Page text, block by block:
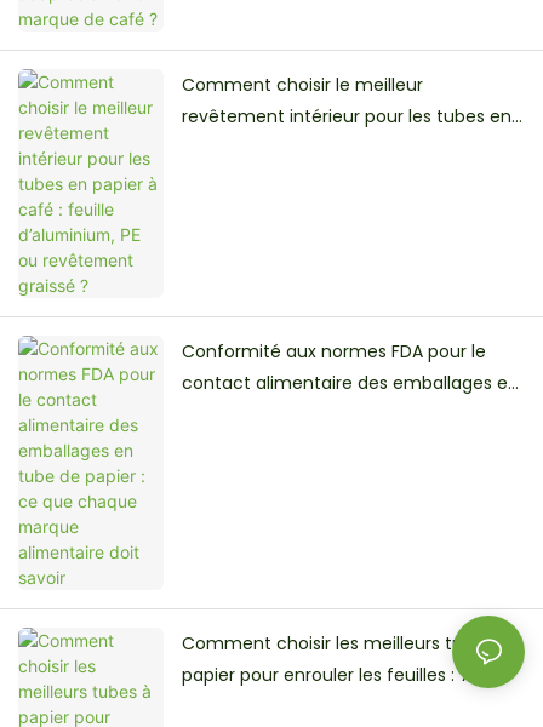
Comment choisir le meilleur
revêtement intérieur pour les tubes en
Conformité aux normes FDA pour le
contact alimentaire des emballages en
Comment choisir les meilleurs tubes à
papier pour enrouler les feuilles : 7